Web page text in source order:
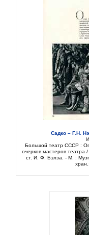
Садко – Г.Н.
Большой театр СССР :
очерков мастеров театра
ст. И. Ф. Бэлза. - М. :